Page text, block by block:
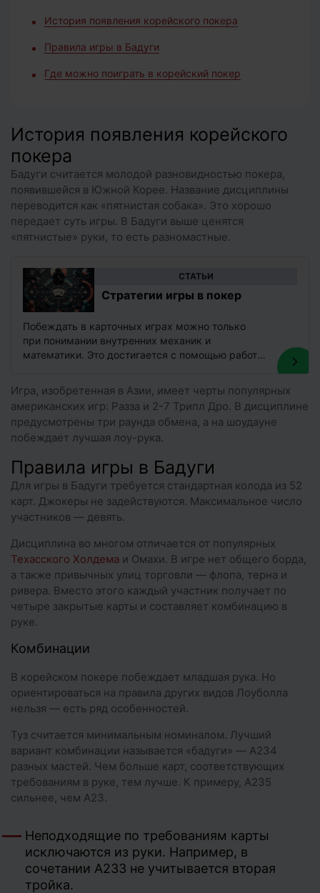
История появления корейского покера
Правила игры в Бадуги
Где можно поиграть в корейский покер
История появления корейского
покера
Бадуги считается молодой разновидностью покера,
появившейся в Южной Корее. Название дисциплины
переводится как «пятнистая собака». Это хорошо
передает суть игры. В Бадуги выше ценятся
«пятнистые» руки, то есть разномастные.
CТАТЬИ
Стратегии игры в покер
Побеждать в карточных играх можно только
при понимании внутренних механик и
математики. Это достигается с помощью работы
Игра, изобретенная в Азии, имеет черты популярных
американских игр: Разза и 2-7 Трипл Дро. В дисциплине
предусмотрены три раунда обмена, а на шоудауне
побеждает лучшая лоу-рука.
Правила игры в Бадуги
Для игры в Бадуги требуется стандартная колода из 52
карт. Джокеры не задействуются. Максимальное число
участников — девять.
Дисциплина во многом отличается от популярных
Техасского Холдема и Омахи. В игре нет общего борда,
а также привычных улиц торговли — флопа, терна и
ривера. Вместо этого каждый участник получает по
четыре закрытые карты и составляет комбинацию в
руке.
Комбинации
В корейском покере побеждает младшая рука. Но
ориентироваться на правила других видов Лоуболла
нельзя — есть ряд особенностей.
Туз считается минимальным номиналом. Лучший
вариант комбинации называется «бадуги» — A234
разных мастей. Чем больше карт, соответствующих
требованиям в руке, тем лучше. К примеру, A235
сильнее, чем A23.
Неподходящие по требованиям карты
исключаются из руки. Например, в
сочетании A233 не учитывается вторая
тройка.